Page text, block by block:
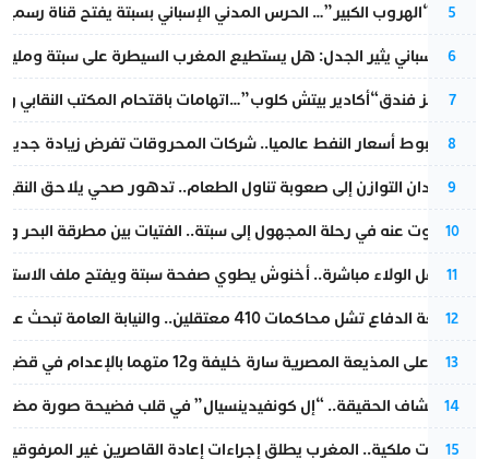
5
عملية “الهروب الكبير”… الحرس المدني الإسباني بسبتة يفتح قناة
6
تقرير إسباني يثير الجدل: هل يستطيع المغرب السيطرة على سبتة
7
أزمة تهز فندق“أكادير بيتش كلوب”…اتهامات باقتحام المكتب النقابي
8
رغم هبوط أسعار النفط عالميا.. شركات المحروقات تفرض زيادة
9
من فقدان التوازن إلى صعوبة تناول الطعام.. تدهور صحي يلاحق النقيب
10
المسكوت عنه في رحلة المجهول إلى سبتة.. الفتيات بين مطرقة البحر
11
بعد حفل الولاء مباشرة.. أخنوش يطوي صفحة سبتة ويفتح ملف
12
مقاطعة الدفاع تشل محاكمات 410 معتقلين.. والنيابة العامة تبحث عن حل قانوني
13
الحكم على المذيعة المصرية سارة خليفة و12 متهما بالإعدام في قضية هزت بلاد الفراعنة
14
بعد انكشاف الحقيقة.. “إل كونفيدينسيال” في قلب فضيحة صورة
15
بتعليمات ملكية.. المغرب يطلق إجراءات إعادة القاصرين غير